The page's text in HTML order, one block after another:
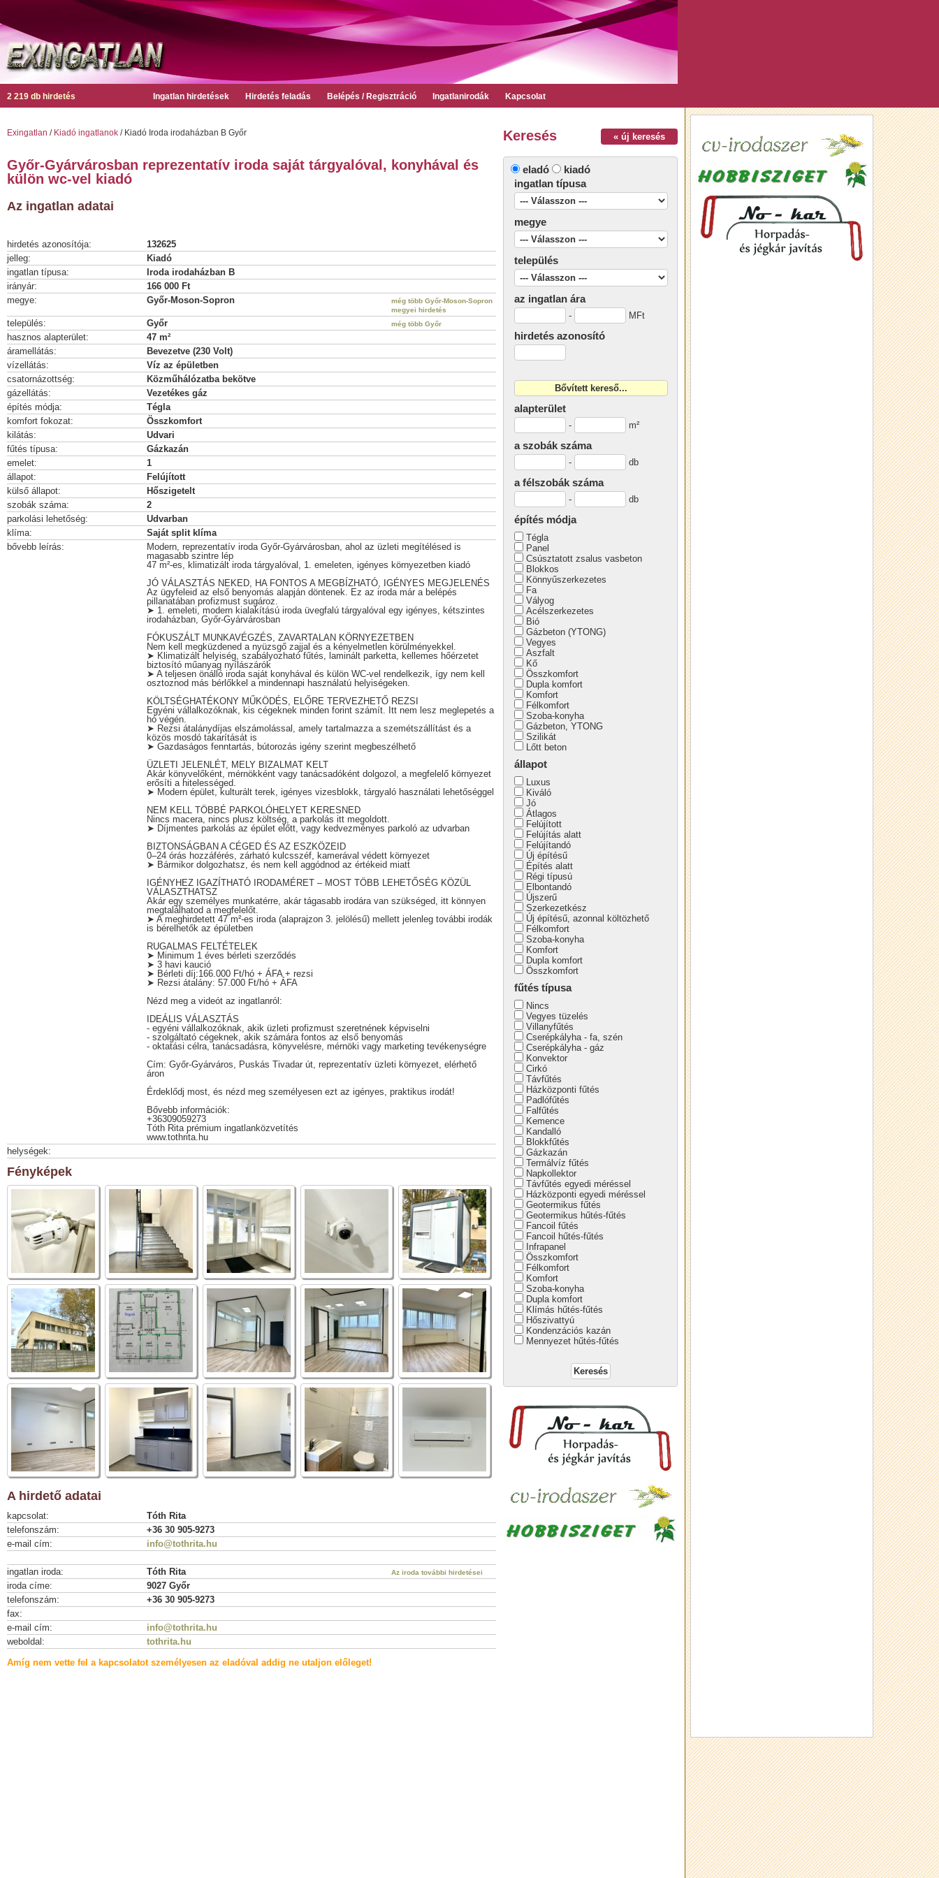
2 219 db hirdetés Ingatlan hirdetések Hirdetés feladás Belépés / Regisztráció Ingatlanirodák Kapcsolat
« új keresés
Keresés
eladó
kiadó
ingatlan típusa
megye
település
az ingatlan ára
- MFt
hirdetés azonosító
alapterület
- m²
a szobák száma
- db
a félszobák száma
- db
építés módja
Tégla
Panel
Csúsztatott zsalus vasbeton
Blokkos
Könnyűszerkezetes
Fa
Vályog
Acélszerkezetes
Bió
Gázbeton (YTONG)
Vegyes
Aszfalt
Kő
Összkomfort
Dupla komfort
Komfort
Félkomfort
Szoba-konyha
Gázbeton, YTONG
Szilikát
Lőtt beton
állapot
Luxus
Kiváló
Jó
Átlagos
Felújított
Felújítás alatt
Felújítandó
Új építésű
Építés alatt
Régi típusú
Elbontandó
Újszerű
Szerkezetkész
Új építésű, azonnal költözhető
Félkomfort
Szoba-konyha
Komfort
Dupla komfort
Összkomfort
fűtés típusa
Nincs
Vegyes tüzelés
Villanyfűtés
Cserépkályha - fa, szén
Cserépkályha - gáz
Konvektor
Cirkó
Távfűtés
Házközponti fűtés
Padlófűtés
Falfűtés
Kemence
Kandalló
Blokkfűtés
Gázkazán
Termálvíz fűtés
Napkollektor
Távfűtés egyedi méréssel
Házközponti egyedi méréssel
Geotermikus fűtés
Geotermikus hűtés-fűtés
Fancoil fűtés
Fancoil hűtés-fűtés
Infrapanel
Összkomfort
Félkomfort
Komfort
Szoba-konyha
Dupla komfort
Klímás hűtés-fűtés
Hőszivattyú
Kondenzációs kazán
Mennyezet hűtés-fűtés
Exingatlan / Kiadó ingatlanok / Kiadó Iroda irodaházban B Győr
Győr-Gyárvárosban reprezentatív iroda saját tárgyalóval, konyhával és
külön wc-vel kiadó
Az ingatlan adatai
hirdetés azonosítója:
132625
jelleg:
Kiadó
ingatlan típusa:
Iroda irodaházban B
irányár:
166 000 Ft
megye:
Győr-Moson-Sopron
még több Győr-Moson-Sopron
megyei hirdetés
település: Győr még több Győr
hasznos alapterület:
47 m²
áramellátás:
Bevezetve (230 Volt)
vízellátás:
Víz az épületben
csatornázottség:
Közműhálózatba bekötve
gázellátás:
Vezetékes gáz
építés módja:
Tégla
komfort fokozat:
Összkomfort
kilátás:
Udvari
fűtés típusa:
Gázkazán
emelet:
1
állapot:
Felújított
külső állapot:
Hőszigetelt
szobák száma:
2
parkolási lehetőség:
Udvarban
klíma:
Saját split klíma
bővebb leírás:
Modern, reprezentatív iroda Győr-Gyárvárosban, ahol az üzleti megítélésed is
magasabb szintre lép
47 m²-es, klimatizált iroda tárgyalóval, 1. emeleten, igényes környezetben kiadó
JÓ VÁLASZTÁS NEKED, HA FONTOS A MEGBÍZHATÓ, IGÉNYES MEGJELENÉS
Az ügyfeleid az első benyomás alapján döntenek. Ez az iroda már a belépés
pillanatában profizmust sugároz.
➤ 1. emeleti, modern kialakítású iroda üvegfalú tárgyalóval egy igényes, kétszintes
irodaházban, Győr-Gyárvárosban
FÓKUSZÁLT MUNKAVÉGZÉS, ZAVARTALAN KÖRNYEZETBEN
Nem kell megküzdened a nyüzsgő zajjal és a kényelmetlen körülményekkel.
➤ Klimatizált helyiség, szabályozható fűtés, laminált parketta, kellemes hőérzetet
biztosító műanyag nyílászárók
➤ A teljesen önálló iroda saját konyhával és külön WC-vel rendelkezik, így nem kell
osztoznod más bérlőkkel a mindennapi használatú helyiségeken.
KÖLTSÉGHATÉKONY MŰKÖDÉS, ELŐRE TERVEZHETŐ REZSI
Egyéni vállalkozóknak, kis cégeknek minden forint számít. Itt nem lesz meglepetés a
hó végén.
➤ Rezsi átalánydíjas elszámolással, amely tartalmazza a szemétszállítást és a
közös mosdó takarítását is
➤ Gazdaságos fenntartás, bútorozás igény szerint megbeszélhető
ÜZLETI JELENLÉT, MELY BIZALMAT KELT
Akár könyvelőként, mérnökként vagy tanácsadóként dolgozol, a megfelelő környezet
erősíti a hitelességed.
➤ Modern épület, kulturált terek, igényes vizesblokk, tárgyaló használati lehetőséggel
NEM KELL TÖBBÉ PARKOLÓHELYET KERESNED
Nincs macera, nincs plusz költség, a parkolás itt megoldott.
➤ Díjmentes parkolás az épület előtt, vagy kedvezményes parkoló az udvarban
BIZTONSÁGBAN A CÉGED ÉS AZ ESZKÖZEID
0–24 órás hozzáférés, zárható kulcsszéf, kamerával védett környezet
➤ Bármikor dolgozhatsz, és nem kell aggódnod az értékeid miatt
IGÉNYHEZ IGAZÍTHATÓ IRODAMÉRET – MOST TÖBB LEHETŐSÉG KÖZÜL
VÁLASZTHATSZ
Akár egy személyes munkatérre, akár tágasabb irodára van szükséged, itt könnyen
megtalálhatod a megfelelőt.
➤ A meghirdetett 47 m²-es iroda (alaprajzon 3. jelölésű) mellett jelenleg további irodák
is bérelhetők az épületben
RUGALMAS FELTÉTELEK
➤ Minimum 1 éves bérleti szerződés
➤ 3 havi kaució
➤ Bérleti díj:166.000 Ft/hó + ÁFA + rezsi
➤ Rezsi átalány: 57.000 Ft/hó + ÁFA
Nézd meg a videót az ingatlanról:
IDEÁLIS VÁLASZTÁS
- egyéni vállalkozóknak, akik üzleti profizmust szeretnének képviselni
- szolgáltató cégeknek, akik számára fontos az első benyomás
- oktatási célra, tanácsadásra, könyvelésre, mérnöki vagy marketing tevékenységre
Cím: Győr-Gyárváros, Puskás Tivadar út, reprezentatív üzleti környezet, elérhető
áron
Érdeklődj most, és nézd meg személyesen ezt az igényes, praktikus irodát!
Bővebb információk:
+36309059273
Tóth Rita prémium ingatlanközvetítés
www.tothrita.hu
helységek:
Fényképek
A hirdető adatai
kapcsolat:
Tóth Rita
telefonszám:
+36 30 905-9273
e-mail cím:
info@tothrita.hu
ingatlan iroda: Tóth Rita Az iroda további hirdetései
iroda címe:
9027 Győr
telefonszám:
+36 30 905-9273
fax:
e-mail cím:
info@tothrita.hu
weboldal:
tothrita.hu
Amíg nem vette fel a kapcsolatot személyesen az eladóval addig ne utaljon előleget!